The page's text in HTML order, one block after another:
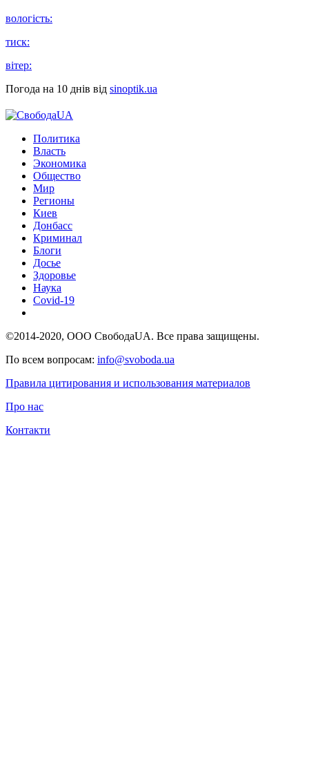
вологість:
тиск:
вітер:
Погода на 10 днів від sinoptik.ua
Политика
Власть
Экономика
Общество
Мир
Регионы
Киев
Донбасс
Криминал
Блоги
Досье
Здоровье
Наука
Covid-19
©2014-2020, ООО СвободаUA. Все права защищены.
По всем вопросам: info@svoboda.ua
Правила цитирования и использования материалов
Про нас
Контакти